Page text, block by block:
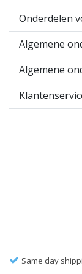
Onderdelen
Same day